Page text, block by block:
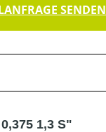
SENDEN
1,3 S"